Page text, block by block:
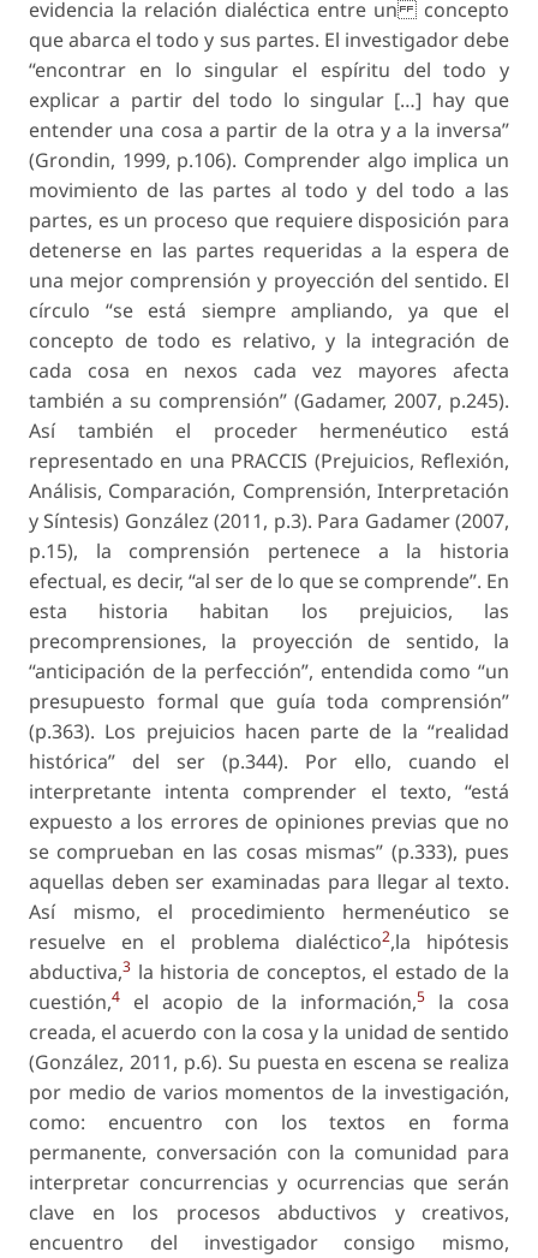
evidencia la relación dialéctica entre un concepto
que abarca el todo y sus partes. El investigador debe
“encontrar en lo singular el espíritu del todo y
explicar a partir del todo lo singular […] hay que
entender una cosa a partir de la otra y a la inversa”
(Grondin, 1999, p.106). Comprender algo implica un
movimiento de las partes al todo y del todo a las
partes, es un proceso que requiere disposición para
detenerse en las partes requeridas a la espera de
una mejor comprensión y proyección del sentido. El
círculo “se está siempre ampliando, ya que el
concepto de todo es relativo, y la integración de
cada cosa en nexos cada vez mayores afecta
también a su comprensión” (Gadamer, 2007, p.245).
Así también el proceder hermenéutico está
representado en una PRACCIS (Prejuicios, Reflexión,
Análisis, Comparación, Comprensión, Interpretación
y Síntesis) González (2011, p.3). Para Gadamer (2007,
p.15), la comprensión pertenece a la historia
efectual, es decir, “al ser de lo que se comprende”. En
esta historia habitan los prejuicios, las
precomprensiones, la proyección de sentido, la
“anticipación de la perfección”, entendida como “un
presupuesto formal que guía toda comprensión”
(p.363). Los prejuicios hacen parte de la “realidad
histórica” del ser (p.344). Por ello, cuando el
interpretante intenta comprender el texto, “está
expuesto a los errores de opiniones previas que no
se comprueban en las cosas mismas” (p.333), pues
aquellas deben ser examinadas para llegar al texto.
Así mismo, el procedimiento hermenéutico se
resuelve en el problema dialéctico2,la hipótesis
abductiva,3 la historia de conceptos, el estado de la
cuestión,4 el acopio de la información,5
la cosa
creada, el acuerdo con la cosa y la unidad de sentido
(González, 2011, p.6). Su puesta en escena se realiza
por medio de varios momentos de la investigación,
como: encuentro con los textos en forma
permanente, conversación con la comunidad para
interpretar concurrencias y ocurrencias que serán
clave en los procesos abductivos y creativos,
encuentro del investigador consigo mismo,